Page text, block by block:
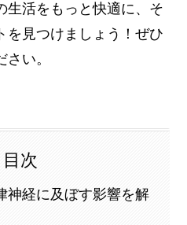
生活をもっと快適に、そ
を見つけましょう！ぜひ
い。
目次
神経に及ぼす影響を解